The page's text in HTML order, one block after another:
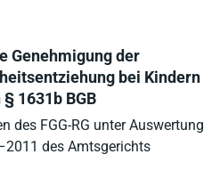
Genehmigung der
bei Kindern
1631b BGB
des FGG-RG unter Auswertung
des Amtsgerichts